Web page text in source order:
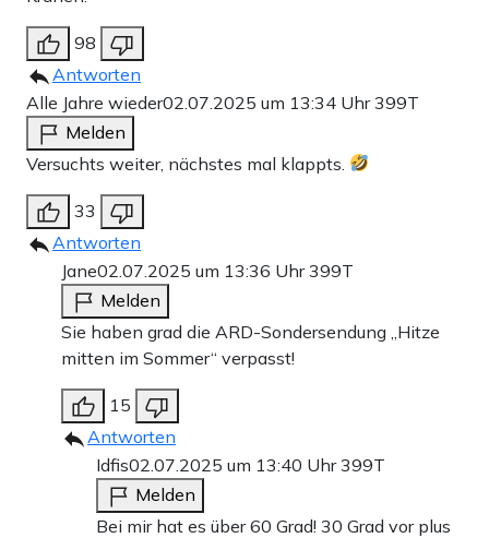
98
Antworten
Alle Jahre wieder02.07.2025 um 13:34 Uhr399T
Melden
Versuchts weiter, nächstes mal klappts.
33
Antworten
Jane02.07.2025 um 13:36 Uhr399T
Melden
Sie haben grad die ARD-Sondersendung „Hitze
mitten im Sommer“ verpasst!
15
Antworten
Idfis02.07.2025 um 13:40 Uhr399T
Melden
Bei mir hat es über 60 Grad! 30 Grad vor plus